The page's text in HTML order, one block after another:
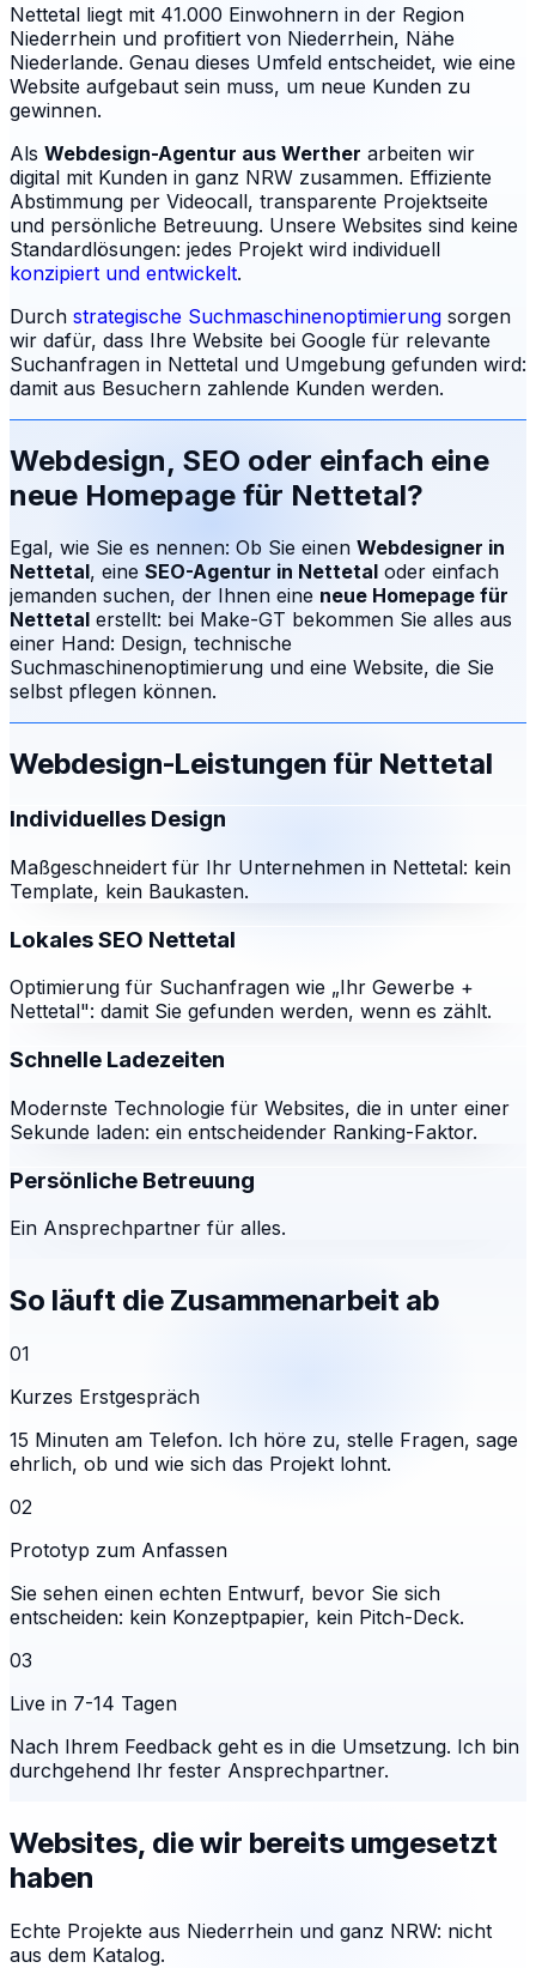
Nettetal liegt mit 41.000 Einwohnern in der Region
Niederrhein und profitiert von Niederrhein, Nähe
Niederlande. Genau dieses Umfeld entscheidet, wie eine
Website aufgebaut sein muss, um neue Kunden zu
gewinnen.
Als Webdesign-Agentur aus Werther arbeiten wir
digital mit Kunden in ganz NRW zusammen. Effiziente
Abstimmung per Videocall, transparente Projektseite
und persönliche Betreuung. Unsere Websites sind keine
Standardlösungen: jedes Projekt wird individuell
konzipiert und entwickelt.
Durch strategische Suchmaschinenoptimierung sorgen
wir dafür, dass Ihre Website bei Google für relevante
Suchanfragen in Nettetal und Umgebung gefunden wird:
damit aus Besuchern zahlende Kunden werden.
Webdesign, SEO oder einfach eine
neue Homepage für Nettetal?
Egal, wie Sie es nennen: Ob Sie einen Webdesigner in
Nettetal, eine SEO-Agentur in Nettetal oder einfach
jemanden suchen, der Ihnen eine neue Homepage für
Nettetal erstellt: bei Make-GT bekommen Sie alles aus
einer Hand: Design, technische
Suchmaschinenoptimierung und eine Website, die Sie
selbst pflegen können.
Webdesign-Leistungen für Nettetal
Individuelles Design
Maßgeschneidert für Ihr Unternehmen in Nettetal: kein
Template, kein Baukasten.
Lokales SEO Nettetal
Optimierung für Suchanfragen wie „Ihr Gewerbe +
Nettetal": damit Sie gefunden werden, wenn es zählt.
Schnelle Ladezeiten
Modernste Technologie für Websites, die in unter einer
Sekunde laden: ein entscheidender Ranking-Faktor.
Persönliche Betreuung
Ein Ansprechpartner für alles.
So läuft die Zusammenarbeit ab
01
Kurzes Erstgespräch
15 Minuten am Telefon. Ich höre zu, stelle Fragen, sage
ehrlich, ob und wie sich das Projekt lohnt.
02
Prototyp zum Anfassen
Sie sehen einen echten Entwurf, bevor Sie sich
entscheiden: kein Konzeptpapier, kein Pitch-Deck.
03
Live in 7-14 Tagen
Nach Ihrem Feedback geht es in die Umsetzung. Ich bin
durchgehend Ihr fester Ansprechpartner.
Websites, die wir bereits umgesetzt
haben
Echte Projekte aus Niederrhein und ganz NRW: nicht
aus dem Katalog.